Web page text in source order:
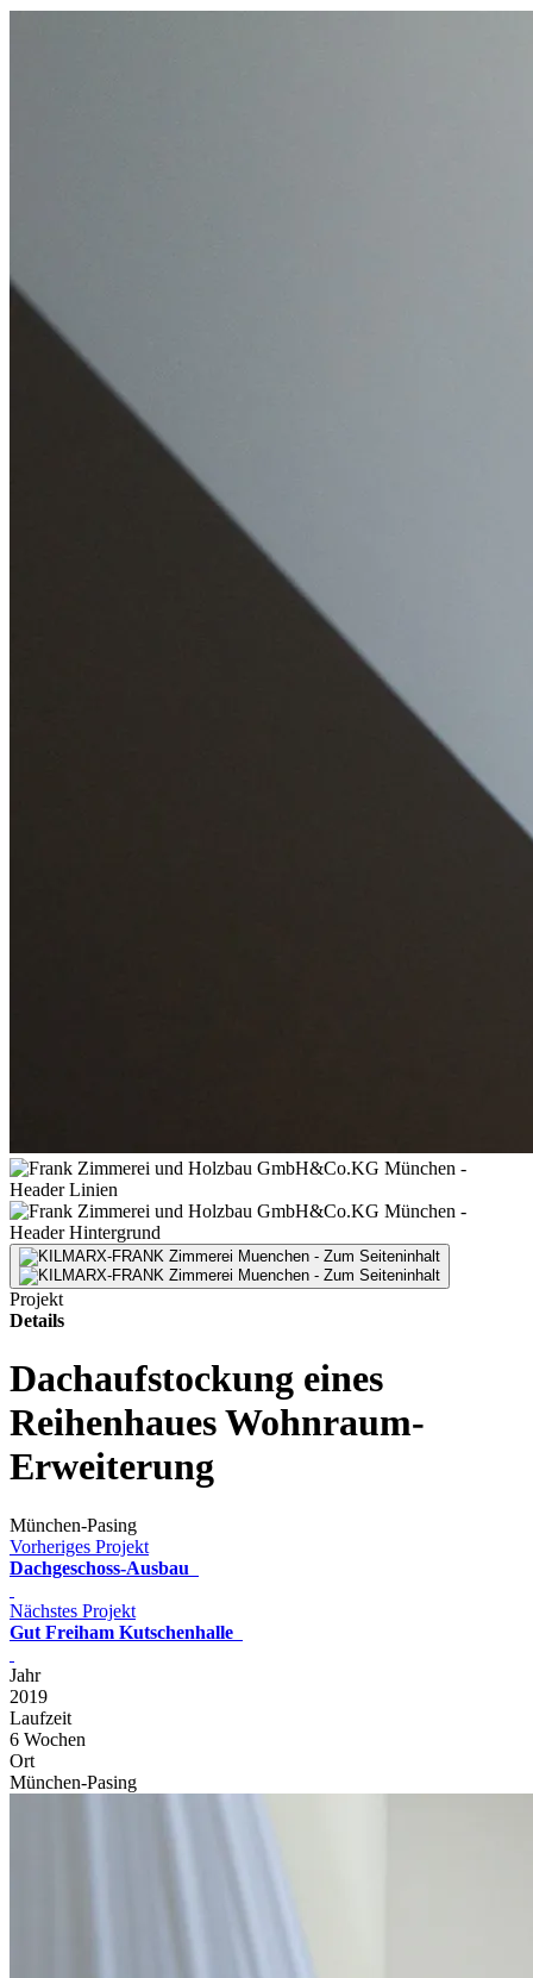
Projekt
Details
Dachaufstockung eines
Reihenhaues Wohnraum-
Erweiterung
München-Pasing
Vorheriges Projekt
Dachgeschoss-Ausbau
Nächstes Projekt
Gut Freiham Kutschenhalle
Jahr
2019
Laufzeit
6 Wochen
Ort
München-Pasing